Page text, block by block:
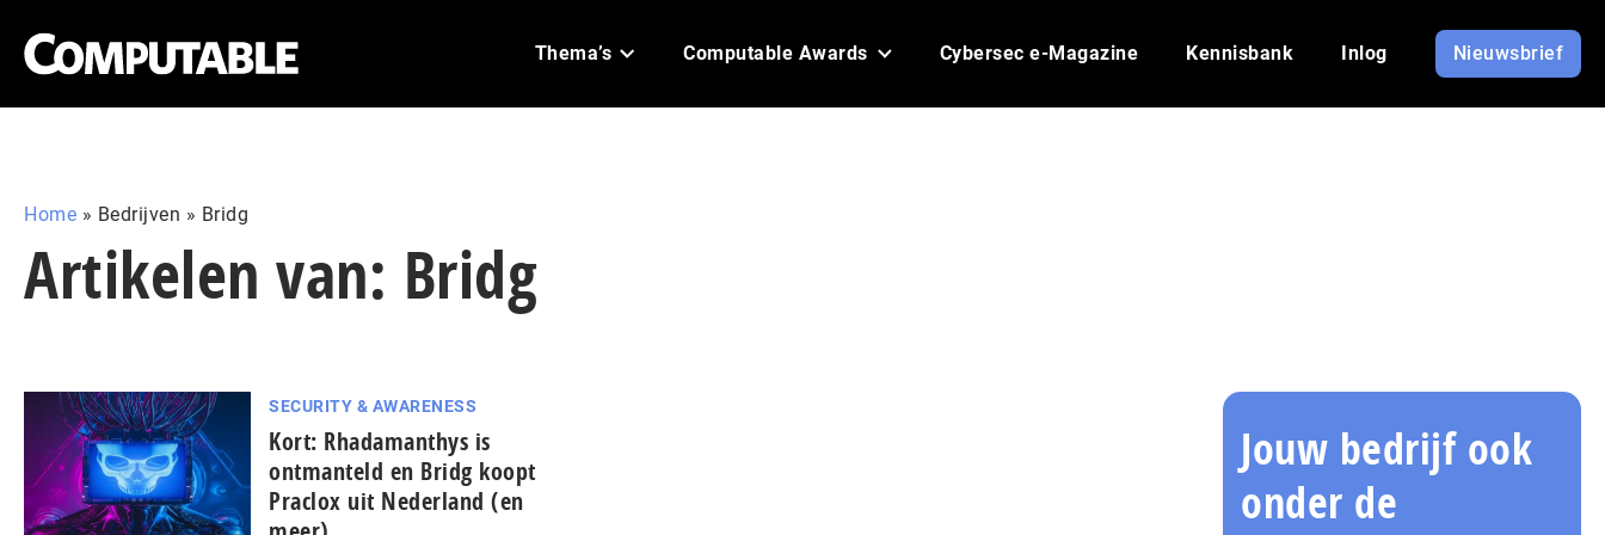
Thema’s Computable Awards Cybersec e-Magazine Kennisbank Inlog Nieuwsbrief
Home » Bedrijven » Bridg
Artikelen van: Bridg
SECURITY & AWARENESS
Kort: Rhadamanthys is
ontmanteld en Bridg koopt
Praclox uit Nederland (en
Jouw bedrijf ook
onder de